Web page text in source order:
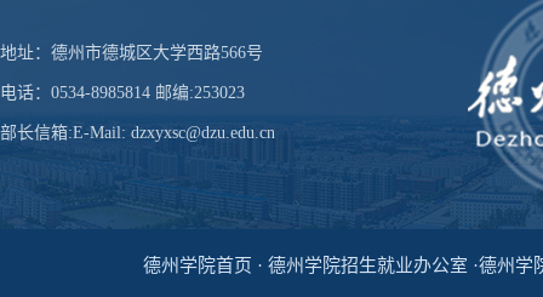
地址：德州市德城区大学西路566号
电话：0534-8985814 邮编:253023
部长信箱:E-Mail: dzxyxsc@dzu.edu.cn
德州学院首页 · 德州学院招生就业办公室 ·德州